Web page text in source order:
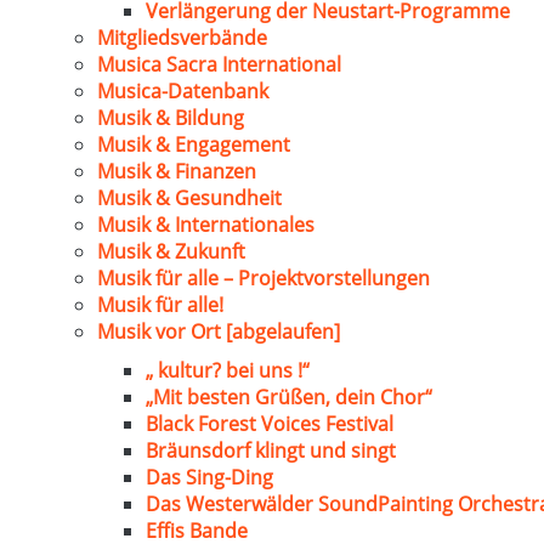
Verlängerung der Neustart-Programme
Mitgliedsverbände
Musica Sacra International
Musica-Datenbank
Musik & Bildung
Musik & Engagement
Musik & Finanzen
Musik & Gesundheit
Musik & Internationales
Musik & Zukunft
Musik für alle – Projektvorstellungen
Musik für alle!
Musik vor Ort [abgelaufen]
„ kultur? bei uns !“
„Mit besten Grüßen, dein Chor“
Black Forest Voices Festival
Bräunsdorf klingt und singt
Das Sing-Ding
Das Westerwälder SoundPainting
Effis Bande